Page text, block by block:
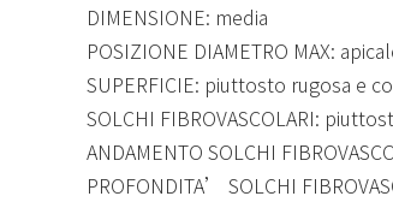
DIMENSIONE: media
POSIZIONE DIAMETRO MAX:
SUPERFICIE: piuttosto rugosa e
SOLCHI FIBROVASCOLARI:
ANDAMENTO SOLCHI
PROFONDITA’ SOLCHI